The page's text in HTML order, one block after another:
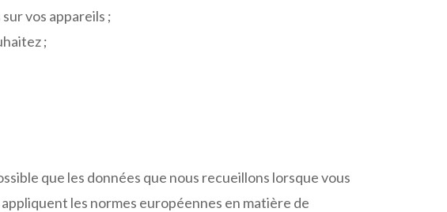
vos appareils ;
;
que les données que nous recueillons lorsque vous
les normes européennes en matière de